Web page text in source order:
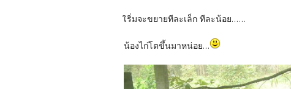
เิริ่มจะขยายทีละเล็ก ทีละน้อย......
น้องไก่โตขึ้นมาหน่อย...